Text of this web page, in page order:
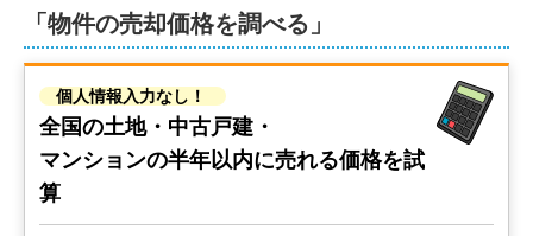
「物件の売却価格を調べる」
個人情報入力なし！
全国の土地・中古戸建・
マンションの半年以内に売れる価格を試
算